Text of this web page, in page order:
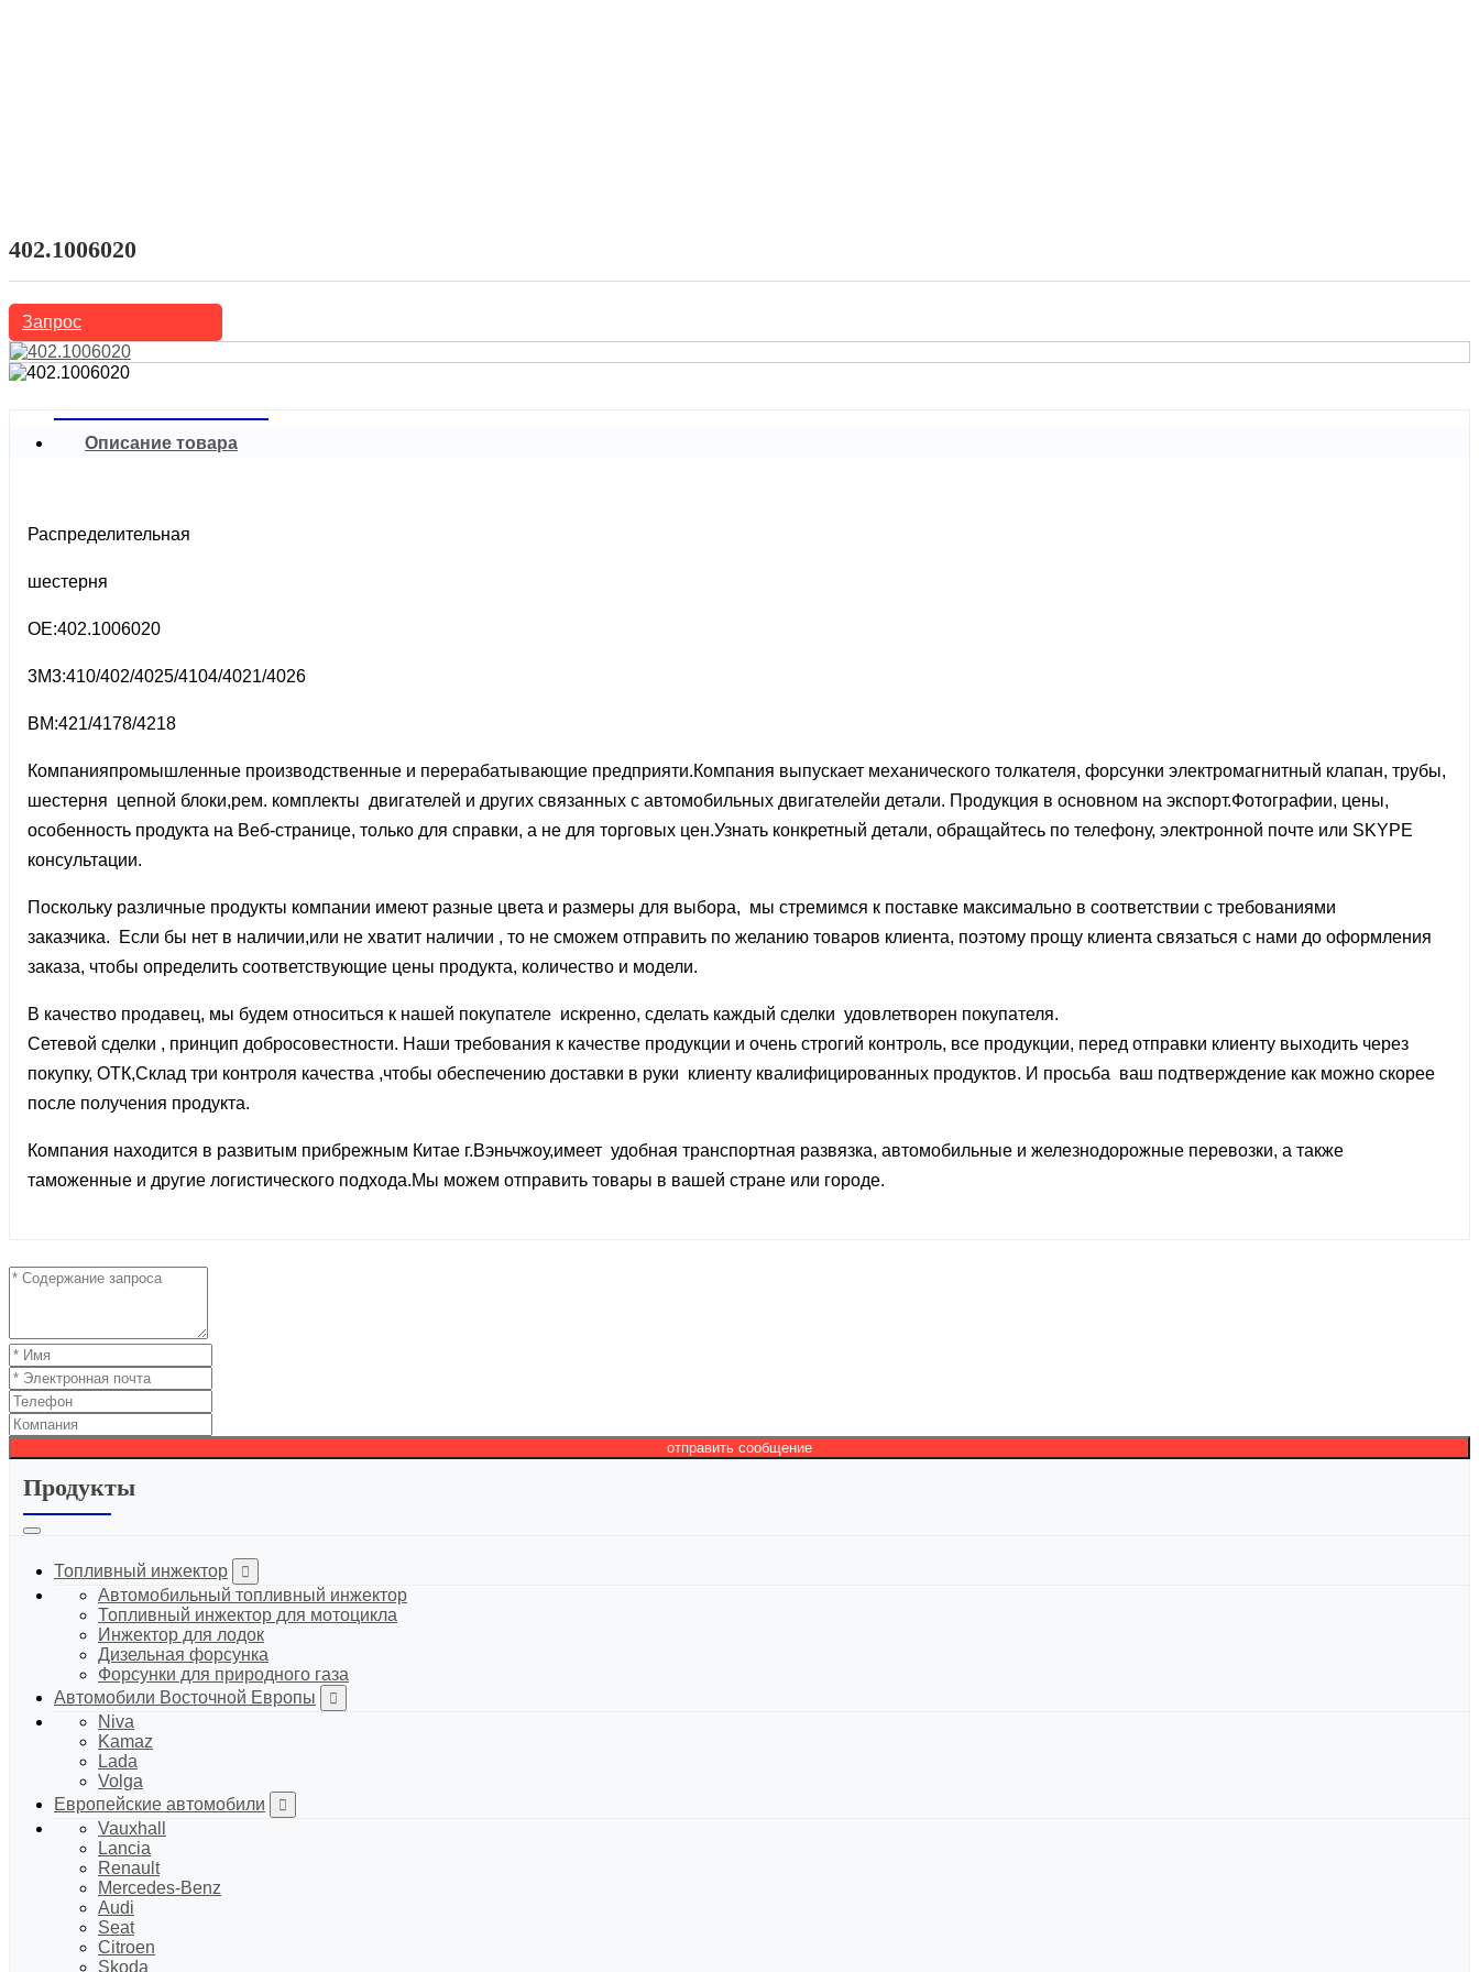
402.1006020
Запрос
Описание товара
Распределительная
шестерня
OE:402.1006020
3M3:410/402/4025/4104/4021/4026
BM:421/4178/4218
Компанияпромышленные производственные и перерабатывающие предприяти.Компания выпускает механического толкателя, форсунки электромагнитный клапан, трубы,
шестерня цепной блоки,рем. комплекты двигателей и других связанных с автомобильных двигателейи детали. Продукция в основном на экспорт.Фотографии, цены,
особенность продукта на Веб-странице, только для справки, а не для торговых цен.Узнать конкретный детали, обращайтесь по телефону, электронной почте или SKYPE
консультации.
Поскольку различные продукты компании имеют разные цвета и размеры для выбора, мы стремимся к поставке максимально в соответствии с требованиями
заказчика. Если бы нет в наличии,или не хватит наличии , то не сможем отправить по желанию товаров клиента, поэтому прощу клиента связаться с нами до оформления
заказа, чтобы определить соответствующие цены продукта, количество и модели.
В качество продавец, мы будем относиться к нашей покупателе искренно, сделать каждый сделки удовлетворен покупателя.
Сетевой сделки , принцип добросовестности. Наши требования к качестве продукции и очень строгий контроль, все продукции, перед отправки клиенту выходить через
покупку, ОТК,Склад три контроля качества ,чтобы обеспечению доставки в руки клиенту квалифицированных продуктов. И просьба ваш подтверждение как можно скорее
после получения продукта.
Компания находится в развитым прибрежным Китае г.Вэньчжоу,имеет удобная транспортная развязка, автомобильные и железнодорожные перевозки, а также
таможенные и другие логистического подхода.Мы можем отправить товары в вашей стране или городе.
отправить сообщение
Продукты
Топливный инжектор
Автомобильный топливный инжектор
Топливный инжектор для мотоцикла
Инжектор для лодок
Дизельная форсунка
Форсунки для природного газа
Автомобили Восточной Европы
Niva
Kamaz
Lada
Volga
Европейские автомобили
Vauxhall
Lancia
Renault
Mercedes-Benz
Audi
Seat
Citroen
Skoda